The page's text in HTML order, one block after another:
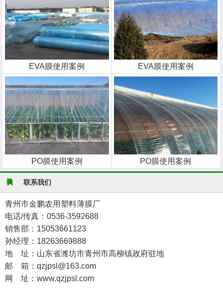
EVA膜使用案例 EVA膜使用案例
PO膜使用案例 PO膜使用案例
联系我们
青州市金鹏农用塑料薄膜厂
电话/传真：0536-3592688
销售部：15053661123
孙经理：18263669888
地 址：山东省潍坊市青州市高柳镇政府驻地
邮 箱：qzjpsl@163.com
网 址：www.qzjpsl.com